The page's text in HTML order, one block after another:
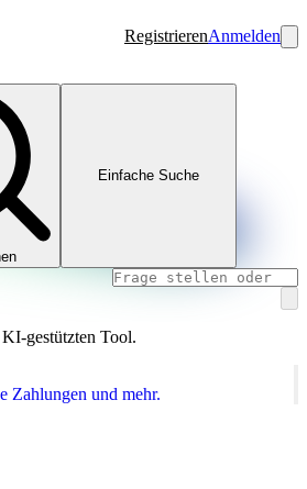
RegistrierenAnmelden
Einfache Suche
gestützten Tool.
Zahlungen und mehr.